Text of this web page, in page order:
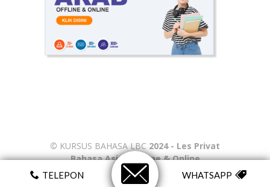
TELEPON WHATSAPP
© KURSUS BAHASA LBC 2024 - Les Privat
Bahasa Asing Offline & Online